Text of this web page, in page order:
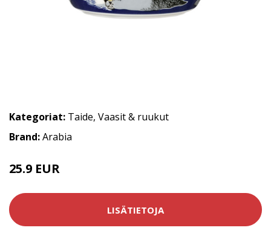
Kategoriat: Taide, Vaasit & ruukut
Brand:Arabia
25.9 EUR
LISÄTIETOJA